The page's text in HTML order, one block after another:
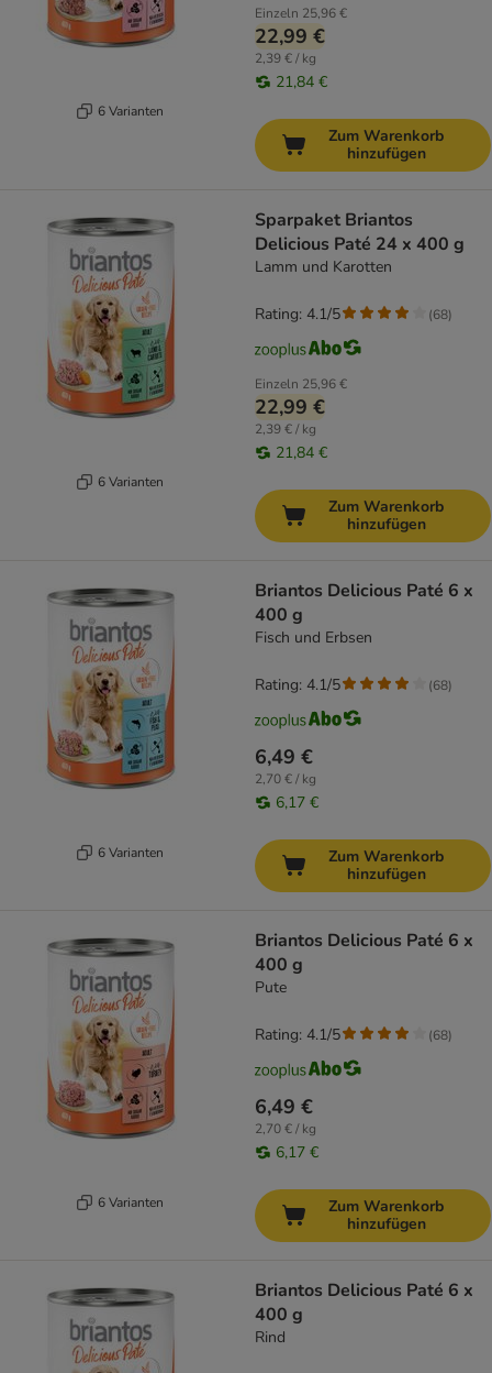
6 Varianten
Einzeln 25,96 €
22,99 €
2,39 € / kg
21,84 €
Zum Warenkorb
hinzufügen
6 Varianten
Sparpaket Briantos
Delicious Paté 24 x 400 g
Lamm und Karotten
Einzeln 25,96 €
22,99 €
2,39 € / kg
21,84 €
Rating: 4.1/5 (68)
Zum Warenkorb
hinzufügen
6 Varianten
Briantos Delicious Paté 6 x
400 g
Fisch und Erbsen
6,49 €
2,70 € / kg
6,17 €
Rating: 4.1/5 (68)
Zum Warenkorb
hinzufügen
6 Varianten
Briantos Delicious Paté 6 x
400 g
Pute
6,49 €
2,70 € / kg
6,17 €
Rating: 4.1/5 (68)
Zum Warenkorb
hinzufügen
Briantos Delicious Paté 6 x
400 g
Rind